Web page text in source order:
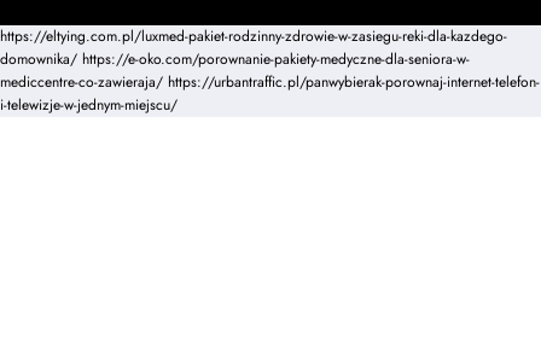
https://eltying.com.pl/luxmed-pakiet-rodzinny-zdrowie-w-zasiegu-reki-dla-kazdego-
domownika/ https://e-oko.com/porownanie-pakiety-medyczne-dla-seniora-w-
mediccentre-co-zawieraja/ https://urbantraffic.pl/panwybierak-porownaj-internet-telefon-
i-telewizje-w-jednym-miejscu/